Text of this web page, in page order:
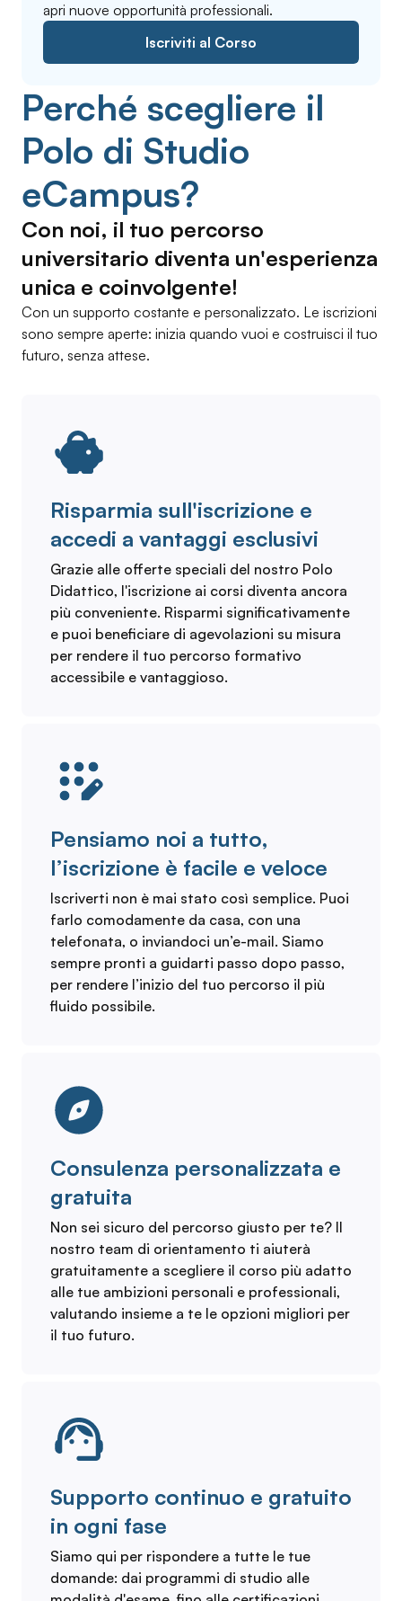
apri nuove opportunità professionali.
Iscriviti al Corso
Perché scegliere il
Polo di Studio
eCampus?
Con noi, il tuo percorso
universitario diventa un'esperienza
unica e coinvolgente!
Con un supporto costante e personalizzato. Le iscrizioni
sono sempre aperte: inizia quando vuoi e costruisci il tuo
futuro, senza attese.
Risparmia sull'iscrizione e
accedi a vantaggi esclusivi
Grazie alle offerte speciali del nostro Polo
Didattico, l'iscrizione ai corsi diventa ancora
più conveniente. Risparmi significativamente
e puoi beneficiare di agevolazioni su misura
per rendere il tuo percorso formativo
accessibile e vantaggioso.
Pensiamo noi a tutto,
l’iscrizione è facile e veloce
Iscriverti non è mai stato così semplice. Puoi
farlo comodamente da casa, con una
telefonata, o inviandoci un’e-mail. Siamo
sempre pronti a guidarti passo dopo passo,
per rendere l’inizio del tuo percorso il più
fluido possibile.
Consulenza personalizzata e
gratuita
Non sei sicuro del percorso giusto per te? Il
nostro team di orientamento ti aiuterà
gratuitamente a scegliere il corso più adatto
alle tue ambizioni personali e professionali,
valutando insieme a te le opzioni migliori per
il tuo futuro.
Supporto continuo e gratuito
in ogni fase
Siamo qui per rispondere a tutte le tue
domande: dai programmi di studio alle